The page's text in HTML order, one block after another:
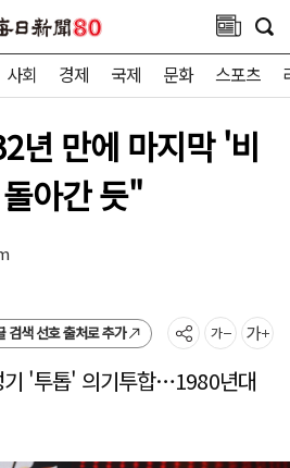
사회 경제 국제 문화 스포츠
년 만에 마지막 '비
아간 듯"
검색 선호 출처로 추가
기 '투톱' 의기투합…1980년대